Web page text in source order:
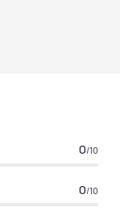
0/10
0/10